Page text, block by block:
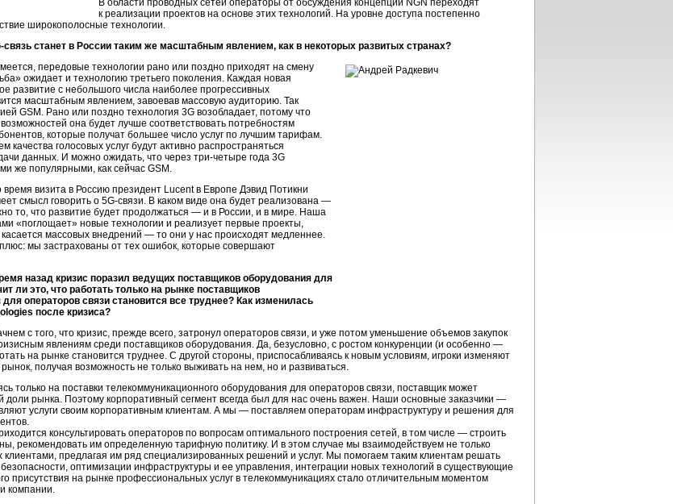
В области проводных сетей операторы от обсуждения концепций NGN переходят
к реализации проектов на основе этих технологий. На уровне доступа постепенно
широкополосные технологии.
связь станет в России таким же масштабным явлением, как в некоторых развитых странах?
передовые технологии рано или поздно приходят на смену
ожидает и технологию третьего поколения. Каждая новая
развитие с небольшого числа наиболее прогрессивных
масштабным явлением, завоевав массовую аудиторию. Так
GSM. Рано или поздно технология 3G возобладает, потому что
она будет лучше соответствовать потребностям
которые получат большее число услуг по лучшим тарифам.
качества голосовых услуг будут активно распространяться
данных. И можно ожидать, что через три-четыре года 3G
же популярными, как сейчас GSM.
время визита в Россию президент Lucent в Европе Дэвид Потикни
смысл говорить о 5G-связи. В каком виде она будет реализована —
то, что развитие будет продолжаться — и в России, и в мире. Наша
«поглощает» новые технологии и реализует первые проекты,
массовых внедрений — то они у нас происходят медленнее.
мы застрахованы от тех ошибок, которые совершают
назад кризис поразил ведущих поставщиков оборудования для
ли это, что работать только на рынке поставщиков
для операторов связи становится все труднее? Как изменилась
после кризиса?
с того, что кризис, прежде всего, затронул операторов связи, и уже потом уменьшение объемов закупок
явлениям среди поставщиков оборудования. Да, безусловно, с ростом конкуренции (и особенно —
на рынке становится труднее. С другой стороны, приспосабливаясь к новым условиям, игроки изменяют
получая возможность не только выживать на нем, но и развиваться.
только на поставки телекоммуникационного оборудования для операторов связи, поставщик может
доли рынка. Поэтому корпоративный сегмент всегда был для нас очень важен. Наши основные заказчики —
услуги своим корпоративным клиентам. А мы — поставляем операторам инфраструктуру и решения для
консультировать операторов по вопросам оптимального построения сетей, в том числе — строить
, рекомендовать им определенную тарифную политику. И в этом случае мы взаимодействуем не только
клиентами, предлагая им ряд специализированных решений и услуг. Мы помогаем таким клиентам решать
оптимизации инфраструктуры и ее управления, интеграции новых технологий в существующие
присутствия на рынке профессиональных услуг в телекоммуникациях стало отличительным моментом
компании.